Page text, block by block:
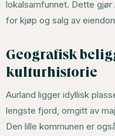
lokalsamfunnet. Dette
for kjøp og salg av
Geografisk
kulturhistorie
Aurland ligger idyllisk
lengste fjord, omgitt av
Den lille kommunen er